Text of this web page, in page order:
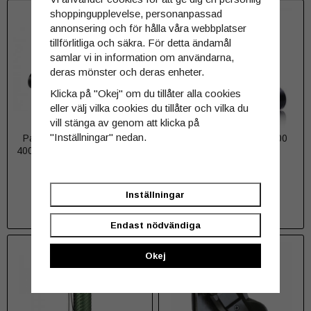
Pannlampa Acebeam H30
4000 lumen + RÖD + GRÖN
1 569 kr
INFO
Batteri Keeppower 20700
199 kr
INFO
shoppingupplevelse, personanpassad
annonsering och för hålla våra webbplatser
tillförlitliga och säkra. För detta ändamål
samlar vi in information om användarna,
deras mönster och deras enheter.
Klicka på "Okej" om du tillåter alla cookies
eller välj vilka cookies du tillåter och vilka du
vill stänga av genom att klicka på
"Inställningar" nedan.
Inställningar
Endast nödvändiga
Okej